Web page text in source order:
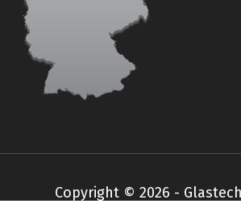
Copyright © 2026 -